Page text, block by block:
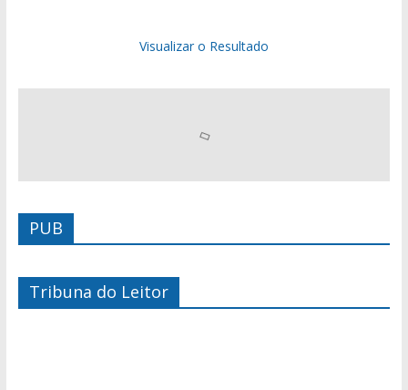
Visualizar o Resultado
PUB
Tribuna do Leitor